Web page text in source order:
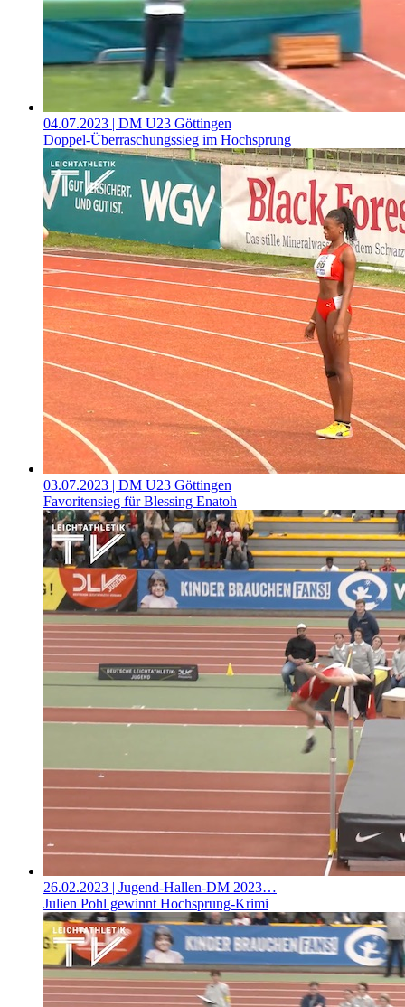
04.07.2023 | DM U23 Göttingen
Doppel-Überraschungssieg im Hochsprung
03.07.2023 | DM U23 Göttingen
Favoritensieg für Blessing Enatoh
26.02.2023 | Jugend-Hallen-DM 2023…
Julien Pohl gewinnt Hochsprung-Krimi